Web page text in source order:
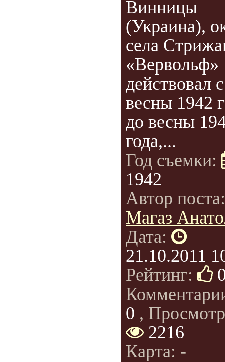
Винницы
(Украина),
села
«Вервольф»
действовал с
весны 1942
до весны
года,...
Год съемки:
1942
Автор
Магаз
Дата:
21.10.2011
Рейтинг:
0 ,
2216
Карта: -